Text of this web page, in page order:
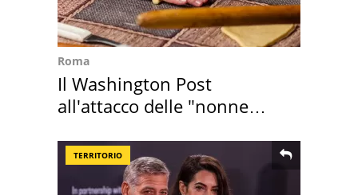
Roma
Il Washington Post
all'attacco delle "nonne
TERRITORIO